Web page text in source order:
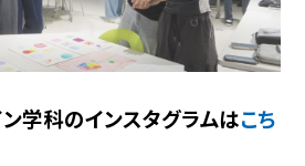
学科のインスタグラムはこち